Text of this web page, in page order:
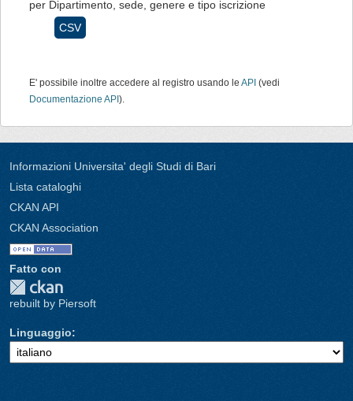
per Dipartimento, sede, genere e tipo iscrizione
CSV
E' possibile inoltre accedere al registro usando le API (vedi
Documentazione API ).
Informazioni Universita' degli Studi di Bari
Lista cataloghi
CKAN API
CKAN Association
Fatto con
rebuilt by Piersoft
Linguaggio